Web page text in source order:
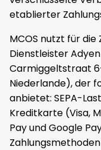
etablierter
MCOS nutzt für
Dienstleister
Carmiggeltstraat
Niederlande), der
anbietet: SEPA-
Kreditkarte (Visa,
Pay und Google